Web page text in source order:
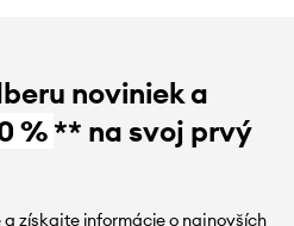
noviniek a
%** na svoj prvý
získajte informácie o najnovších